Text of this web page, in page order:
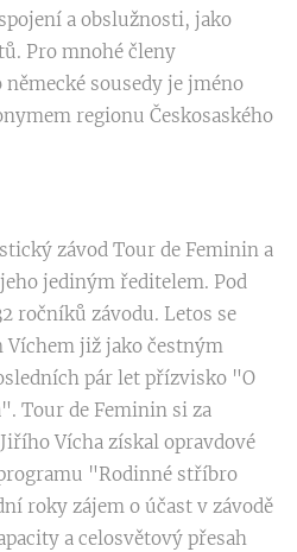
a obslužnosti, jako
Pro mnohé členy
sousedy je jméno
regionu Českosaského
závod Tour de Feminin a
jediným ředitelem. Pod
ročníků závodu. Letos se
Víchem již jako čestným
pár let přízvisko "O
Tour de Feminin si za
Vícha získal opravdové
"Rodinné stříbro
roky zájem o účast v závodě
a celosvětový přesah